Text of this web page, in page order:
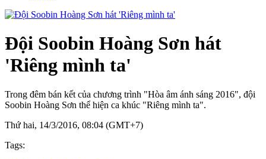
Đội Soobin Hoàng Sơn hát
'Riêng mình ta'
Trong đêm bán kết của chương trình "Hòa âm ánh sáng 2016", đội
Soobin Hoàng Sơn thể hiện ca khúc "Riêng mình ta".
Thứ hai, 14/3/2016, 08:04 (GMT+7)
Tags: